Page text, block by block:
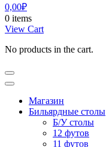
0,00₽
0 items
View Cart
No products in the cart.
Магазин
Бильярдные столы
Б/У столы
12 футов
11 футов